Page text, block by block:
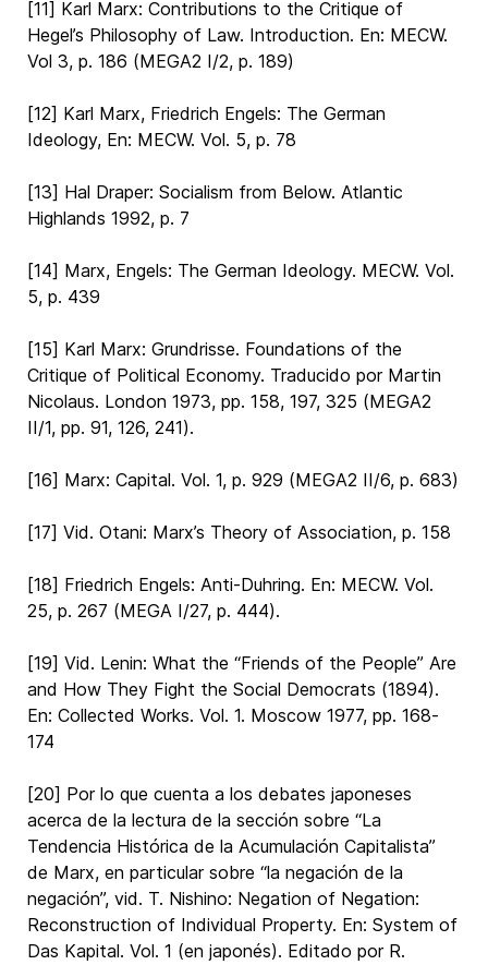
[11] Karl Marx: Contributions to the Critique of
Hegel’s Philosophy of Law. Introduction. En: MECW.
Vol 3, p. 186 (MEGA2 I/2, p. 189)
[12] Karl Marx, Friedrich Engels: The German
Ideology, En: MECW. Vol. 5, p. 78
[13] Hal Draper: Socialism from Below. Atlantic
Highlands 1992, p. 7
[14] Marx, Engels: The German Ideology. MECW. Vol.
5, p. 439
[15] Karl Marx: Grundrisse. Foundations of the
Critique of Political Economy. Traducido por Martin
Nicolaus. London 1973, pp. 158, 197, 325 (MEGA2
II/1, pp. 91, 126, 241).
[16] Marx: Capital. Vol. 1, p. 929 (MEGA2 II/6, p. 683)
[17] Vid. Otani: Marx’s Theory of Association, p. 158
[18] Friedrich Engels: Anti-Duhring. En: MECW. Vol.
25, p. 267 (MEGA I/27, p. 444).
[19] Vid. Lenin: What the “Friends of the People” Are
and How They Fight the Social Democrats (1894).
En: Collected Works. Vol. 1. Moscow 1977, pp. 168-
174
[20] Por lo que cuenta a los debates japoneses
acerca de la lectura de la sección sobre “La
Tendencia Histórica de la Acumulación Capitalista”
de Marx, en particular sobre “la negación de la
negación”, vid. T. Nishino: Negation of Negation:
Reconstruction of Individual Property. En: System of
Das Kapital. Vol. 1 (en japonés). Editado por R.